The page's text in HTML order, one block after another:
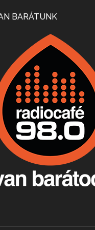
Apr 24, 2026 •
Villány,
Apr 17, 2026 •
Apr 9, 2026 •
BARÁTUNK